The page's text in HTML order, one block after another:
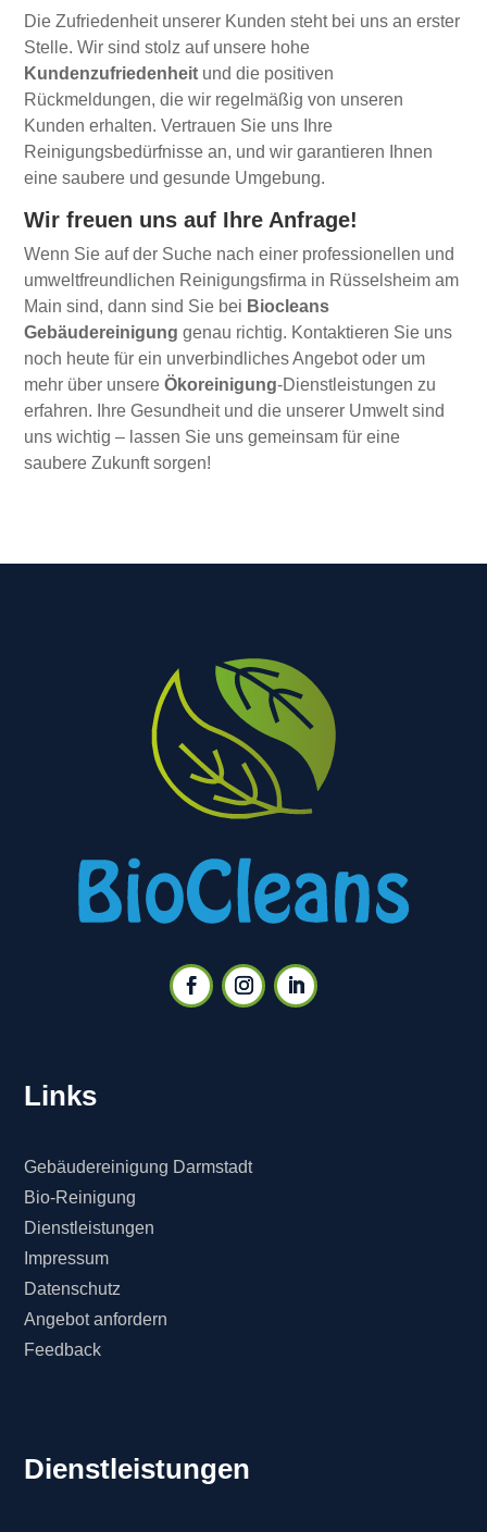
Die Zufriedenheit unserer Kunden steht bei uns an erster
Stelle. Wir sind stolz auf unsere hohe
Kundenzufriedenheit und die positiven
Rückmeldungen, die wir regelmäßig von unseren
Kunden erhalten. Vertrauen Sie uns Ihre
Reinigungsbedürfnisse an, und wir garantieren Ihnen
eine saubere und gesunde Umgebung.
Wir freuen uns auf Ihre Anfrage!
Wenn Sie auf der Suche nach einer professionellen und
umweltfreundlichen Reinigungsfirma in Rüsselsheim am
Main sind, dann sind Sie bei Biocleans
Gebäudereinigung genau richtig. Kontaktieren Sie uns
noch heute für ein unverbindliches Angebot oder um
mehr über unsereÖkoreinigung-Dienstleistungen zu
erfahren. Ihre Gesundheit und die unserer Umwelt sind
uns wichtig – lassen Sie uns gemeinsam für eine
saubere Zukunft sorgen!
Links
Gebäudereinigung Darmstadt
Bio-Reinigung
Dienstleistungen
Impressum
Datenschutz
Angebot anfordern
Feedback
Dienstleistungen